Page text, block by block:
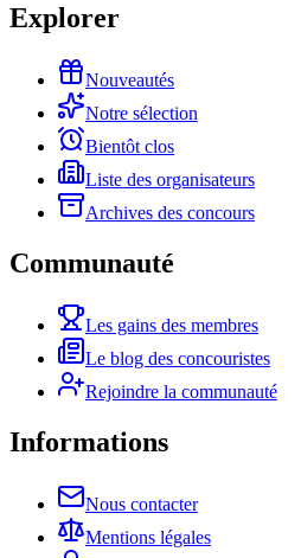
Explorer
Nouveautés
Notre sélection
Bientôt clos
Liste des organisateurs
Archives des concours
Communauté
Les gains des membres
Le blog des concouristes
Rejoindre la communauté
Informations
Nous contacter
Mentions légales